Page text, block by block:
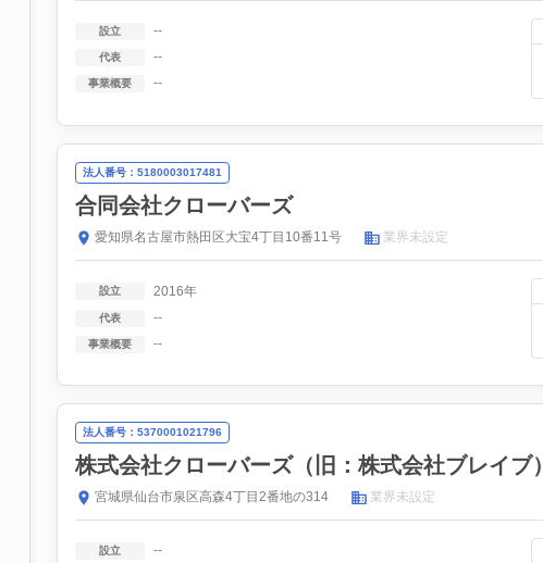
設立 --
代表 --
事業概要 --
法人番号：5180003017481
合同会社クローバーズ
愛知県名古屋市熱田区大宝4丁目10番11号 業界未設定
設立 2016年
代表 --
事業概要 --
法人番号：5370001021796
株式会社クローバーズ（旧：株式会社ブレイブ）
宮城県仙台市泉区高森4丁目2番地の314 業界未設定
設立 --